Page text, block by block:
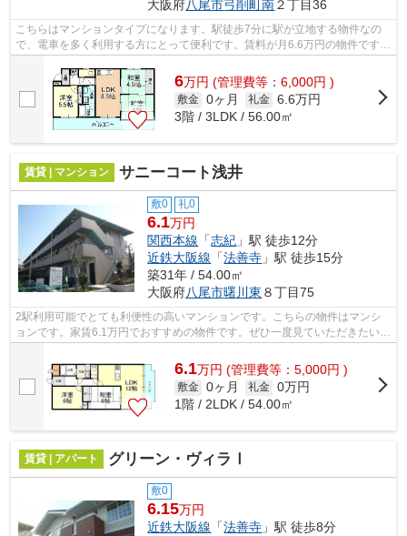
大阪府八尾市弓削町南２丁目36
こちらはマンションタイプになります。駅徒歩7分に駅が立地する物件なの
で、電車を多く利用する方にとって便利です。賃料が月6.6万円の物件です。
「ヴェルドミール」の物件情報をお探...
6万円 (管理費等：6,000円 )
敷金 0ヶ月 礼金 6.6万円
3階 / 3LDK / 56.00㎡
賃貸 | マンション サニーコート浅井
敷0 礼0
6.1万円
関西本線 「志紀 」駅 徒歩12分
近鉄大阪線 「法善寺 」駅 徒歩15分
築31年 / 54.00㎡
大阪府八尾市曙川東 ８丁目75
2駅利用可能でとても利便性の高いマンションです。こちらの物件はマンシ
ョンです。家賃6.1万円でおすすめの物件です。ぜひ一度見ていただきたい、
「サニーコート浅井」です。テム・ホ...
6.1万円 (管理費等：5,000円 )
敷金 0ヶ月 礼金 0万円
1階 / 2LDK / 54.00㎡
賃貸 | アパート グリーン・ヴィラⅠ
敷0
6.15万円
近鉄大阪線 「法善寺 」駅 徒歩8分